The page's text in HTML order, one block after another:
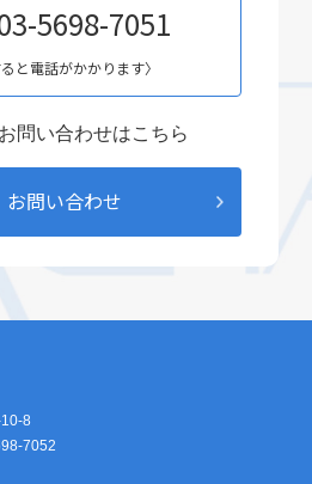
5698-7051
と電話がかかります〉
問い合わせはこちら
お問い合わせ
8
7052